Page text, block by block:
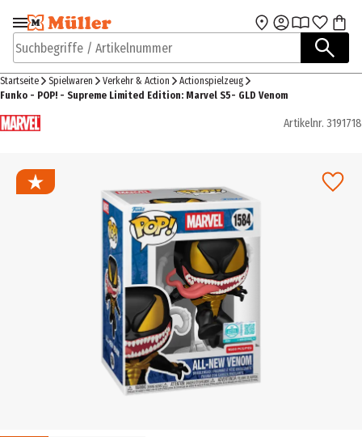
Zur Navigation
springen
Zum Hauptinhalt
Suchbegriffe / Artikelnummer
Startseite Spielwaren Verkehr & Action
Actionspielzeug
Funko - POP! - Supreme Limited Edition: Marvel S5- GLD Venom
Artikelnr. 3191718